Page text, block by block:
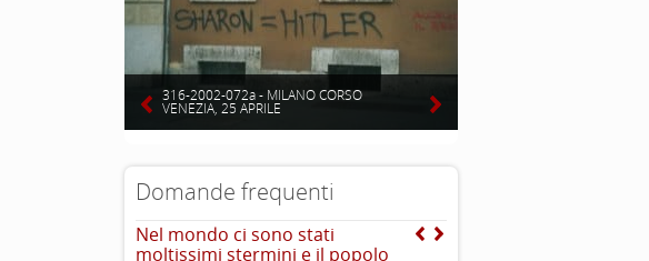
316-2002-072a - MILANO CORSO
VENEZIA, 25 APRILE
Domande frequenti
Nel mondo ci sono stati
moltissimi stermini e il popolo